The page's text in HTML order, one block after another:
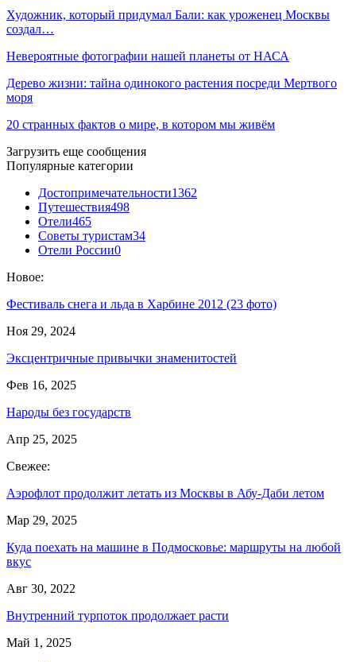
Художник, который придумал Бали: как уроженец Москвы
создал…
Невероятные фотографии нашей планеты от НАСА
Дерево жизни: тайна одинокого растения посреди Мертвого
моря
20 странных фактов о мире, в котором мы живём
Загрузить еще сообщения
Популярные категории
Достопримечательности1362
Путешествия498
Отели465
Советы туристам34
Отели России0
Новое:
Фестиваль снега и льда в Харбине 2012 (23 фото)
Ноя 29, 2024
Эксцентричные привычки знаменитостей
Фев 16, 2025
Народы без государств
Апр 25, 2025
Свежее:
Аэрофлот продолжит летать из Москвы в Абу-Даби летом
Мар 29, 2025
Куда поехать на машине в Подмосковье: маршруты на любой
вкус
Авг 30, 2022
Внутренний турпоток продолжает расти
Май 1, 2025